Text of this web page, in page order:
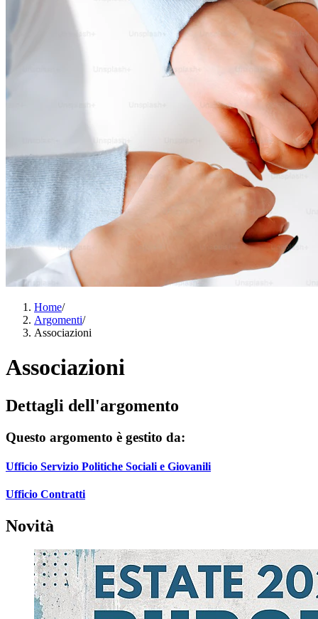
Home/
Argomenti/
Associazioni
Associazioni
Dettagli dell'argomento
Questo argomento è gestito da:
Ufficio Servizio Politiche Sociali e Giovanili
Ufficio Contratti
Novità